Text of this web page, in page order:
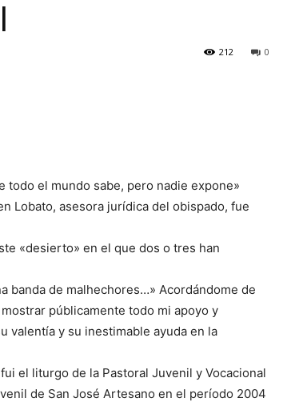
0
212
todo el mundo sabe, pero nadie expone»
Lobato, asesora jurídica del obispado, fue
«desierto» en el que dos o tres han
banda de malhechores…» Acordándome de
públicamente todo mi apoyo y
valentía y su inestimable ayuda en la
el liturgo de la Pastoral Juvenil y Vocacional
de San José Artesano en el período 2004